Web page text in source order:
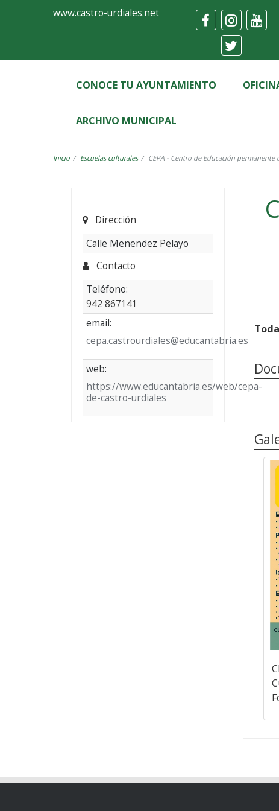
FormularioAyuntamiento
Castro-
Urdiales
www.castro-urdiales.net
CONOCE TU AYUNTAMIENTO
ARCHIVO MUNICIPAL
Inicio Escuelas culturales CEPA - Centro de Educación permanente
Dirección
Calle Menendez Pelayo
Contacto
Teléfono:
942 867141
email:
cepa.castrourdiales@educantabria.es
web:
https://www.educantabria.es/web/cepa-
de-castro-urdiales